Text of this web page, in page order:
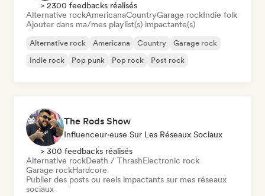
> 2300 feedbacks réalisés
Alternative rockAmericanaCountryGarage rockIndie folk
Ajouter dans ma/mes playlist(s) impactante(s)
Alternative rock Americana Country
Garage rock
Indie rock
Pop punk Pop rock Post rock
The Rods Show
Influenceur·euse Sur Les Réseaux Sociaux
> 300 feedbacks réalisés
Alternative rockDeath / ThrashElectronic rock
Garage rockHardcore
Publier des posts ou reels impactants sur mes réseaux
sociaux